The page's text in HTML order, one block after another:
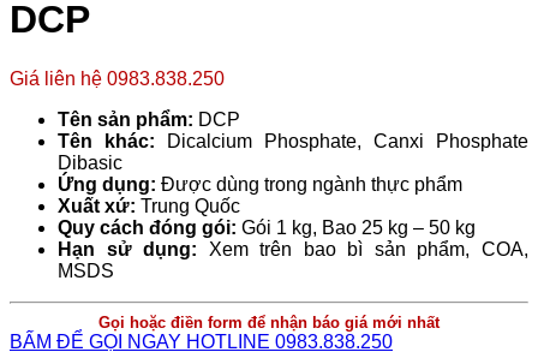
DCP
Giá liên hệ 0983.838.250
Tên sản phẩm: DCP
Tên khác: Dicalcium Phosphate, Canxi Phosphate
Dibasic
Ứng dụng: Được dùng trong ngành thực phẩm
Xuất xứ: Trung Quốc
Quy cách đóng gói: Gói 1 kg, Bao 25 kg – 50 kg
Hạn sử dụng: Xem trên bao bì sản phẩm, COA,
MSDS
Gọi hoặc điền form để nhận báo giá mới nhất
BẤM ĐỂ GỌI NGAY HOTLINE 0983.838.250